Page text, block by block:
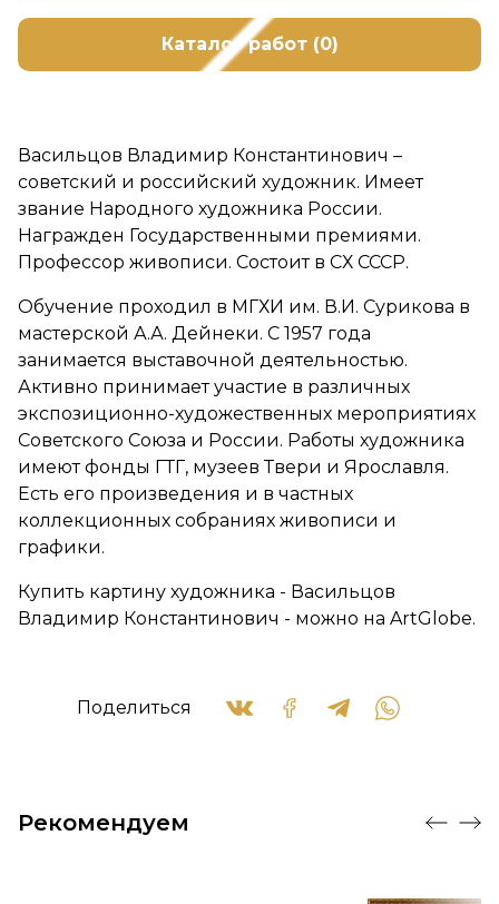
Каталог работ (0)
Васильцов Владимир Константинович –
советский и российский художник. Имеет
звание Народного художника России.
Награжден Государственными премиями.
Профессор живописи. Состоит в СХ СССР.
Обучение проходил в МГХИ им. В.И. Сурикова в
мастерской А.А. Дейнеки. С 1957 года
занимается выставочной деятельностью.
Активно принимает участие в различных
экспозиционно-художественных мероприятиях
Советского Союза и России. Работы художника
имеют фонды ГТГ, музеев Твери и Ярославля.
Есть его произведения и в частных
коллекционных собраниях живописи и
графики.
Купить картину художника - Васильцов
Владимир Константинович - можно на ArtGlobe.
Поделиться
Рекомендуем